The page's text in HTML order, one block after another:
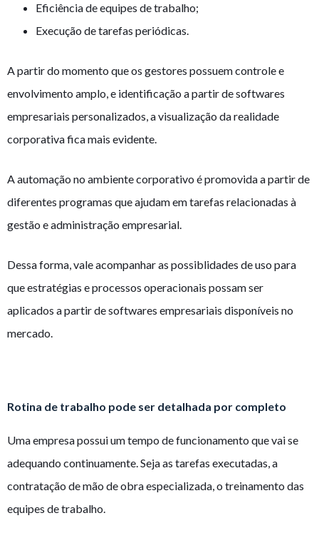
Eficiência de equipes de trabalho;
Execução de tarefas periódicas.
A partir do momento que os gestores possuem controle e
envolvimento amplo, e identificação a partir de softwares
empresariais personalizados, a visualização da realidade
corporativa fica mais evidente.
A automação no ambiente corporativo é promovida a partir de
diferentes programas que ajudam em tarefas relacionadas à
gestão e administração empresarial.
Dessa forma, vale acompanhar as possiblidades de uso para
que estratégias e processos operacionais possam ser
aplicados a partir de softwares empresariais disponíveis no
mercado.
Rotina de trabalho pode ser detalhada por completo
Uma empresa possui um tempo de funcionamento que vai se
adequando continuamente. Seja as tarefas executadas, a
contratação de mão de obra especializada, o treinamento das
equipes de trabalho.